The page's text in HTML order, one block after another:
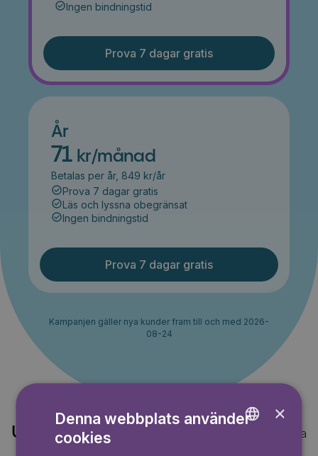
Ingen bindningstid
Prova 7 dagar gratis
År
71 kr/månad
Betalas per år, 849 kr/år
Prova 7 dagar gratis
Läs och lyssna obegränsat
Ingen bindningstid
Prova 7 dagar gratis
Kampanjen gäller nya kunder fram till och med 2026-
08-24
Upptäck också Visa alla
×
Denna webbplats använder
cookies